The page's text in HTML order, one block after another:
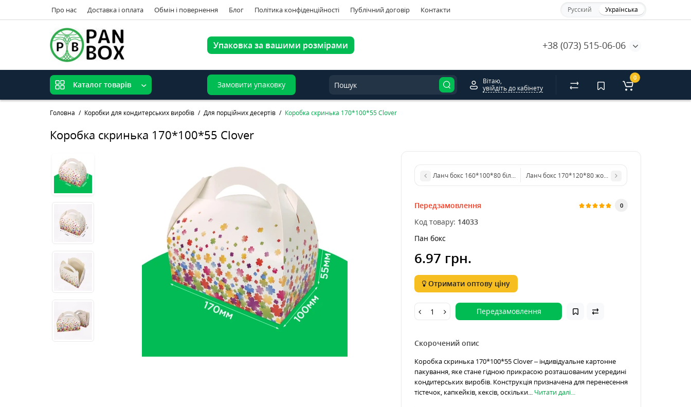
Про нас Доставка і оплата Обмін і повернення Блог Політика конфіденційності Публічний договір Контакти Русский Українська
+38 (073) 515-06-06
Упаковка за вашими розмірами
Каталог товарів Замовити упаковку
Вітаю,
увійдіть до кабінету
0
Головна Коробки для кондитерських виробів Для порційних десертів Коробка скринька 170*100*55 Clover
Коробка скринька 170*100*55 Clover
Ланч бокс 160*100*80 білий Ланч бокс 170*120*80 жовтий. DS
Передзамовлення 0
Код товару: 14033
Пан бокс
6.97 грн.
Отримати оптову ціну
Передзамовлення
Скорочений опис
Коробка скринька 170*100*55 Clover – індивідуальне картонне
пакування, яке стане гідною прикрасою розташованим усередині
кондитерських виробів. Конструкція призначена для перенесення
тістечок, капкейків, кексів, оскільки... Читати далі...